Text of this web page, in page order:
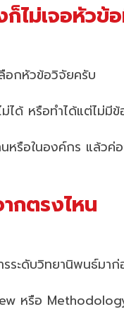
ไม่เจอหัวข้
อกหัวข้อวิจัยครับ
ด้ หรือทำได้แต่ไม่มี
นหรือในองค์กร แล้
ากตรงไหน
รระดับวิทยานิพนธ์มา
หรือ